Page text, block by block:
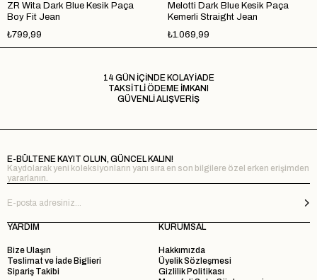
ZR Wita Dark Blue Kesik Paça
Boy Fit Jean
₺799,99
Melotti Dark Blue Kesik Paça
Kemerli Straight Jean
₺1.069,99
14 GÜN İÇİNDE KOLAY İADE
TAKSİTLİ ÖDEME İMKANI
GÜVENLİ ALIŞVERİŞ
E-BÜLTENE KAYIT OLUN, GÜNCEL KALIN!
Kaydolarak yeni koleksiyonların yanı sıra en son bilgilere özel erken erişimden
yararlanın.
YARDIM
Bize Ulaşın
Teslimat ve İade Biglieri
Sipariş Takibi
KURUMSAL
Hakkımızda
Üyelik Sözleşmesi
Gizlilik Politikası